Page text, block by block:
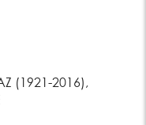
(1921-2016),